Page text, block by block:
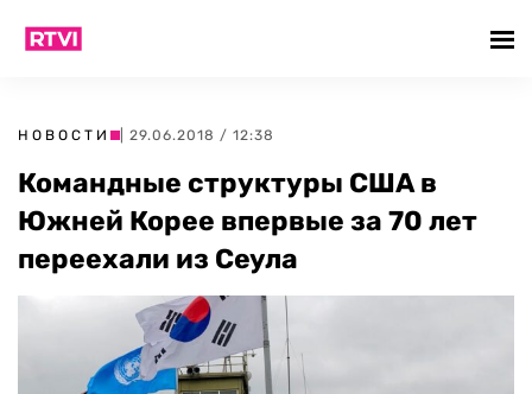
НОВОСТИ | 29.06.2018 / 12:38
Командные структуры США в
Южней Корее впервые за 70 лет
переехали из Сеула